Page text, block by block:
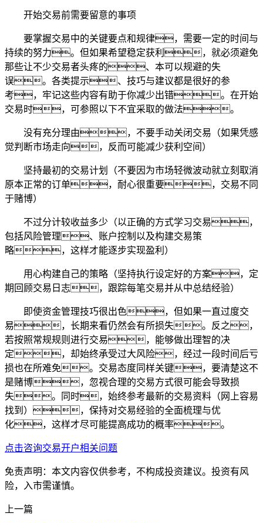
开始交易前需要留意的事项
要掌握交易中的关键要点和规律，需要一定的时间与
持续的努力。但如果希望稳定获利，就必须避免
那些让不少交易者头疼的、本可以规避的失
误。各类提示、技巧与建议都是很好的参
考，牢记这些内容有助于你减少出错。在开始
交易时，可参照以下不宜采取的做法。
没有充分理由，不要手动关闭交易（如果凭感
觉判断市场走向，反而可能减少获利空间）
坚持最初的交易计划（不要因为市场轻微波动就立刻取消
原本正常的订单，耐心很重要，交易不同
于赌博）
不过分计较收益多少（以正确的方式学习交易，
包括风险管理、账户控制以及构建交易策
略，这样才能逐步实现盈利）
用心构建自己的策略（坚持执行设定好的方案，定
期回顾交易日志，跟踪每笔交易并从中总结经验）
即使资金管理技巧很出色，但如果一直过度交
易，长期来看仍然会有所损失。反之，
若按照常规规则进行交易，能够做出理智的决
定，却始终承受过大风险，经过一段时间后亏
损也在所难免。交易态度同样关键，要清楚这不
是赌博，忽视合理的交易方式很可能会导致损
失。同时，始终参考最新的交易资料（网上容易
找到），保持对交易经验的全面梳理与优
化，这样才尽可能提高成功的概率。
点击咨询交易开户相关问题
免责声明：本文内容仅供参考，不构成投资建议。投资有风
险，入市需谨慎。
上一篇